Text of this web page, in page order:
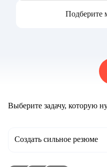
Подберите
Выберите задачу, которую
Создать сильное резюме